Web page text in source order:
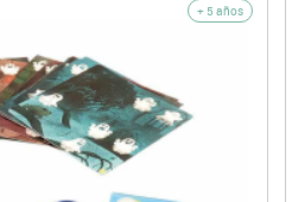
+ 5 años